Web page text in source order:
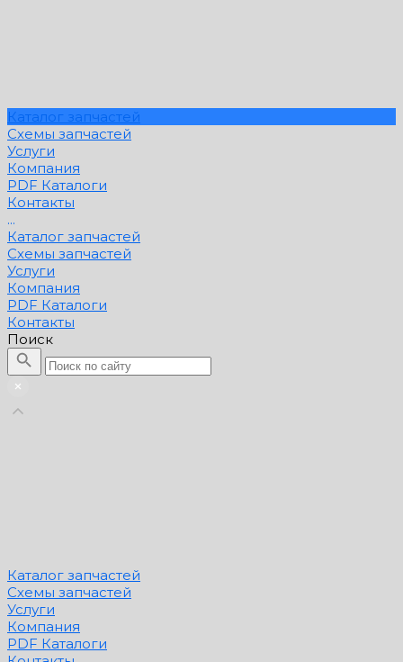
Каталог запчастей
Схемы запчастей
Услуги
Компания
PDF Каталоги
Контакты
...
Каталог запчастей
Схемы запчастей
Услуги
Компания
PDF Каталоги
Контакты
Поиск
Каталог запчастей
Схемы запчастей
Услуги
Компания
PDF Каталоги